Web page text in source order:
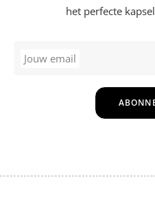
het perfecte
Jouw email